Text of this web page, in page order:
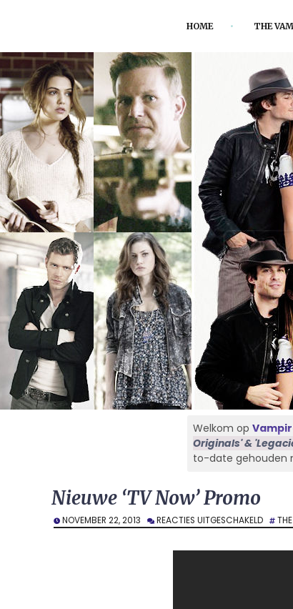
HOME THE
Welkom op
Originals' &
to-date gehouden
Nieuwe ‘TV Now’ Promo
NOVEMBER 22, 2013 REACTIES UITGESCHAKELDVOOR
NIEUWE